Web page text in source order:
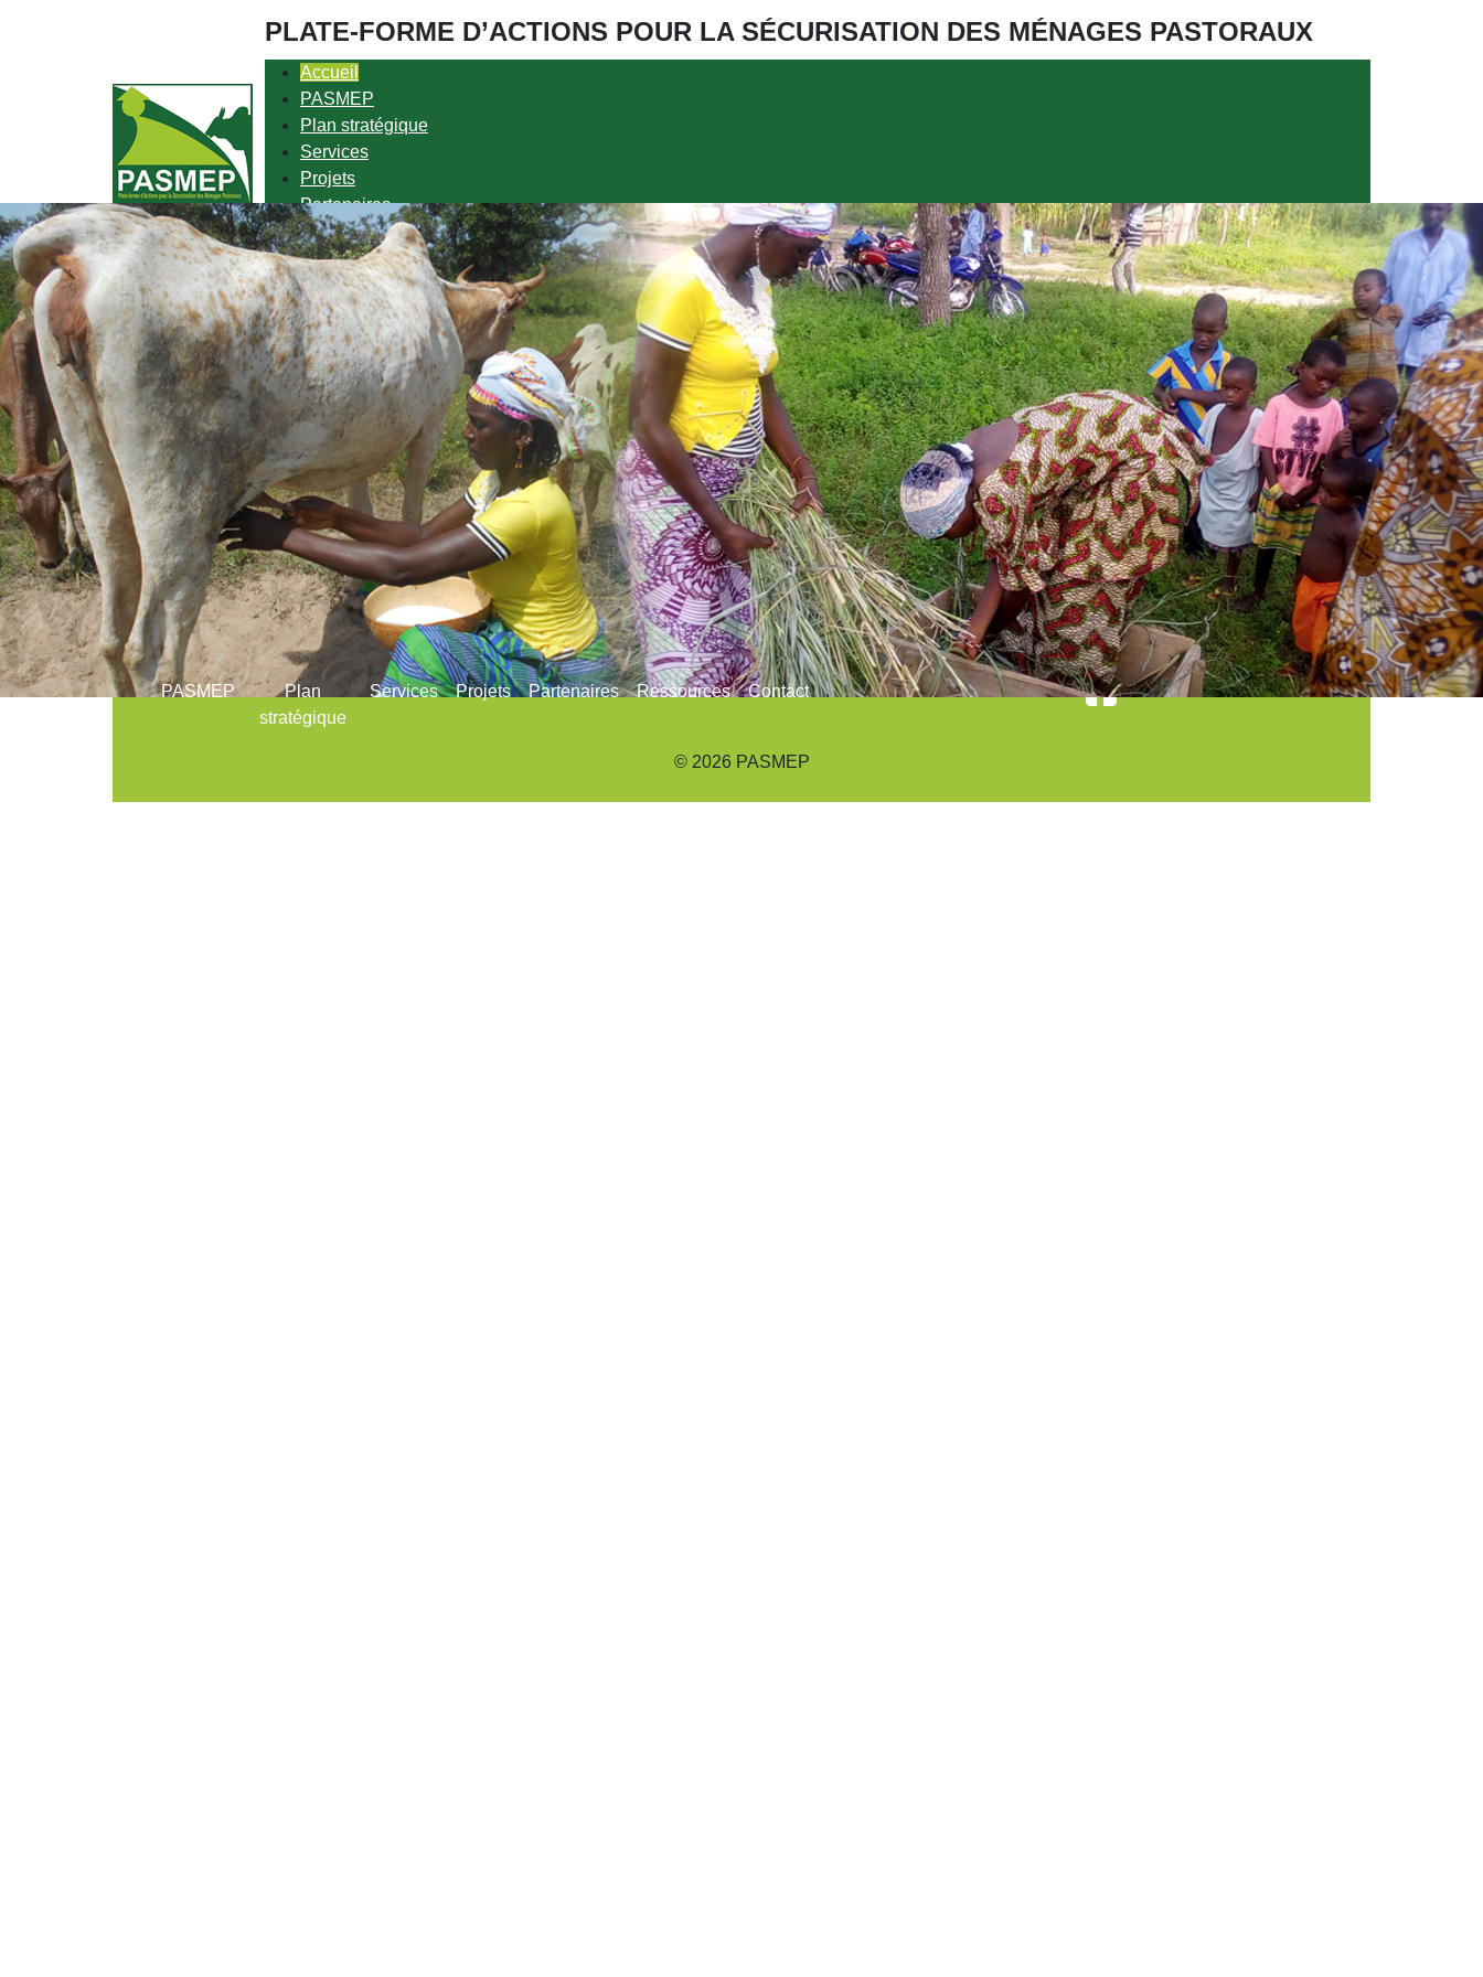
PLATE-FORME D’ACTIONS POUR LA SÉCURISATION DES MÉNAGES PASTORAUX
Accueil
PASMEP
Plan stratégique
Services
Projets
Partenaires
Ressources
Contact
PASMEP
Plan
stratégique
Services Projets Partenaires Ressources Contact
© 2026 PASMEP